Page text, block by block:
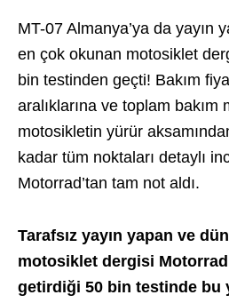
MT-07 Almanya’ya da yayın
en çok okunan motosiklet
bin testinden geçti! Bakım
aralıklarına ve toplam bakım
motosikletin yürür
kadar tüm noktaları detaylı
Motorrad’tan tam not aldı.
Tarafsız yayın yapan ve
motosiklet dergisi
getirdiği 50 bin testinde bu